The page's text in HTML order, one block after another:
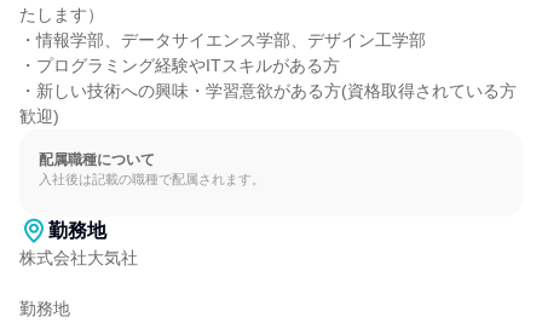
たします）
・情報学部、データサイエンス学部、デザイン工学部
・プログラミング経験やITスキルがある方
・新しい技術への興味・学習意欲がある方(資格取得されている方
歓迎)
配属職種について
入社後は記載の職種で配属されます。
勤務地
株式会社大気社
勤務地